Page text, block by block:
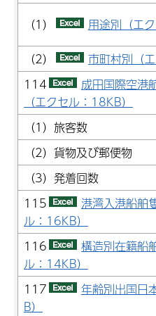
（1）
用途別（エ
（2）
市町村別（
114
成田国際空港
（エクセル：18KB）
（1）旅客数
（2）貨物及び郵便物
（3）発着回数
115
港湾入港船舶
ル：16KB）
116
構造別在籍船
ル：14KB）
117
年齢別出国日
B）